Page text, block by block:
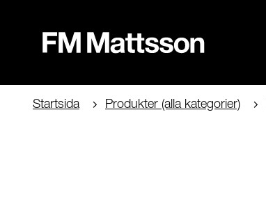
Startsida Produkter (alla kategorier)